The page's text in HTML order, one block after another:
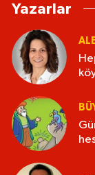
Yazarlar